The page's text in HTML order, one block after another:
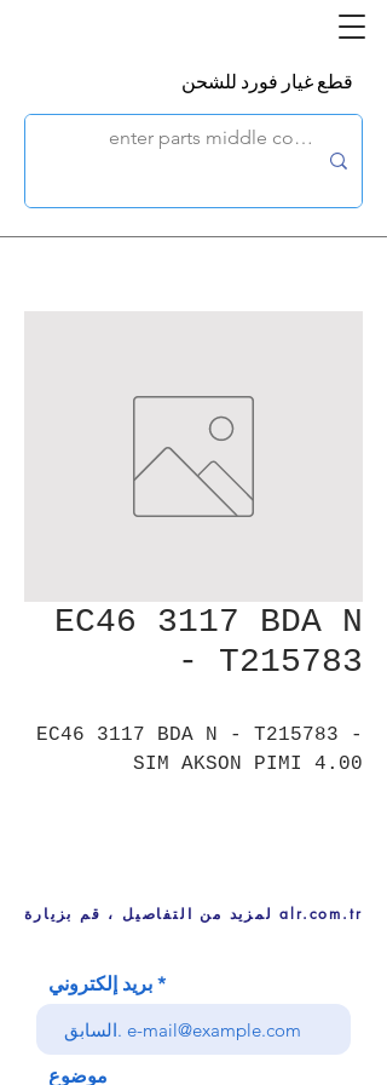
قطع غيار فورد للشحن
EC46 3117 BDA N
- T215783
EC46 3117 BDA N - T215783 -
SIM AKSON PIMI 4.00
لمزيد من التفاصيل ، قم بزيارة alr.com.tr
بريد إلكتروني
موضوع